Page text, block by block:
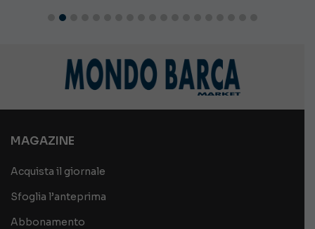
MAGAZINE
Acquista il giornale
Sfoglia l’anteprima
Abbonamento